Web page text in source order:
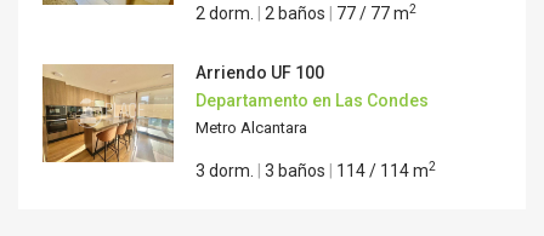
2 dorm. 2 baños 77 / 77 m2
Arriendo UF 100
Departamento en Las Condes
Metro Alcantara
3 dorm. 3 baños 114 / 114 m2